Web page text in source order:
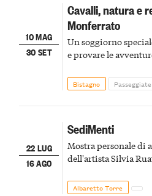
10 MAG
30 SET
Cavalli, natura e
Monferrato
Un soggiorno
e provare le
Bistagno
22 LUG
16 AGO
SediMenti
Mostra personale di
dell'artista Silvia
Albaretto Torre